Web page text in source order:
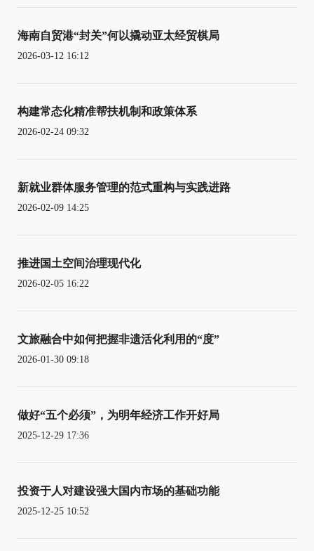
海南自贸港“封关”何以撬动亚太经贸棋局
2026-03-12 16:12
构建常态化精准帮扶机制和政策体系
2026-02-24 09:32
新就业群体服务管理的范式重构与实践进路
2026-02-09 14:25
推进国土空间治理现代化
2026-02-05 16:22
文旅融合中如何把握非遗活化利用的“度”
2026-01-30 09:18
做好“五个必须”，为明年经济工作开好局
2025-12-29 17:36
投资于人对建设强大国内市场的基础功能
2025-12-25 10:52